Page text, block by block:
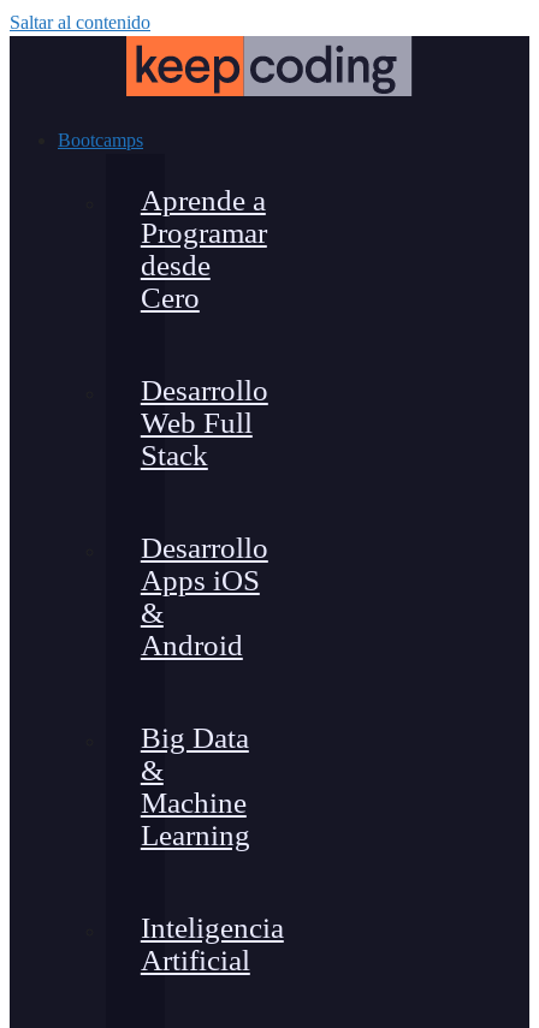
Saltar al contenido
Bootcamps
Aprende a
Programar
desde
Cero
Desarrollo
Web Full
Stack
Desarrollo
Apps iOS
&
Android
Big Data
&
Machine
Learning
Inteligencia
Artificial